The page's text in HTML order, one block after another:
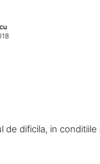
dificila, in conditiile